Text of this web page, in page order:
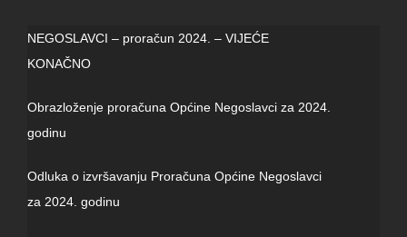
NEGOSLAVCI – proračun 2024. – VIJEĆE
KONAČNO
Obrazloženje proračuna Općine Negoslavci za 2024.
godinu
Odluka o izvršavanju Proračuna Općine Negoslavci
za 2024. godinu